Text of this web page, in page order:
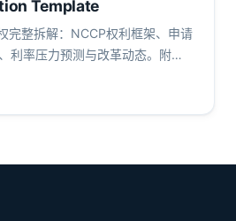
Template
完整拆解：NCCP权利框架、申请
利率压力预测与改革动态。附